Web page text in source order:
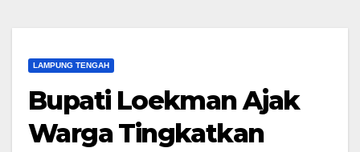
LAMPUNG TENGAH
Bupati Loekman Ajak
Warga Tingkatkan